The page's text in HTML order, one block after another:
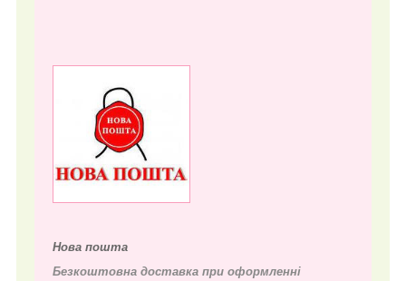
Нова пошта
Безкоштовна доставка при оформленні